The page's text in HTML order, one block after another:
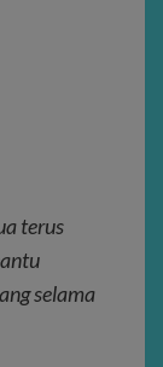
terus
selama